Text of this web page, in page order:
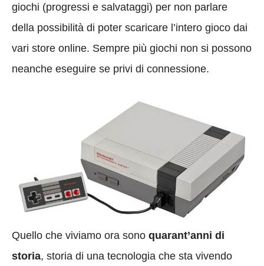
giochi (progressi e salvataggi) per non parlare
della possibilità di poter scaricare l’intero gioco dai
vari store online. Sempre più giochi non si possono
neanche eseguire se privi di connessione.
Quello che viviamo ora sono quarant’anni di
storia, storia di una tecnologia che sta vivendo